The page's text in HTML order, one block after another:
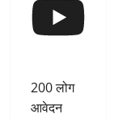
200 लोग
आवेदन